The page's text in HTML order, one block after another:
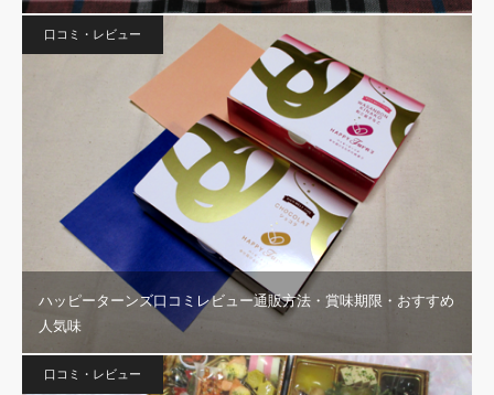
口コミ・レビュー
ハッピーターンズ口コミレビュー通販方法・賞味期限・おすすめ
人気味
口コミ・レビュー